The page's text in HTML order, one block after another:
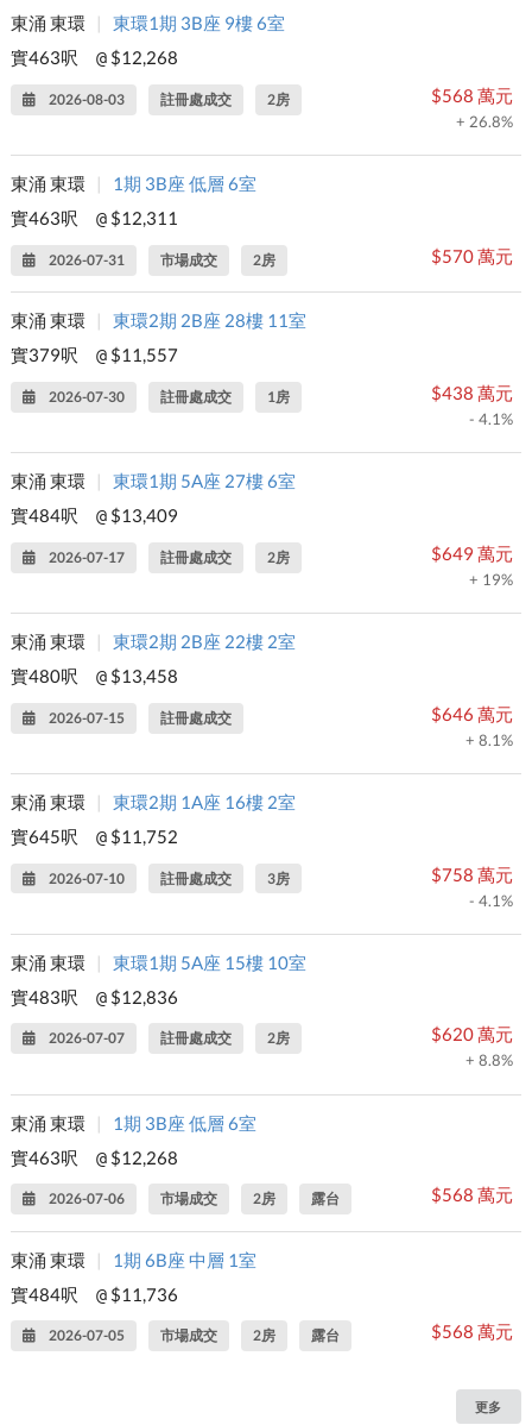
東涌 東環 |
東環1期 3B座 9樓 6室
實463呎
@ $12,268
2026-08-03 註冊處成交 2房 $568 萬元
+ 26.8%
東涌 東環 |
1期 3B座 低層 6室
實463呎
@ $12,311
2026-07-31 市場成交 2房 $570 萬元
東涌 東環 |
東環2期 2B座 28樓 11室
實379呎
@ $11,557
2026-07-30 註冊處成交 1房 $438 萬元
- 4.1%
東涌 東環 |
東環1期 5A座 27樓 6室
實484呎
@ $13,409
2026-07-17 註冊處成交 2房 $649 萬元
+ 19%
東涌 東環 |
東環2期 2B座 22樓 2室
實480呎
@ $13,458
2026-07-15 註冊處成交 $646 萬元
+ 8.1%
東涌 東環 |
東環2期 1A座 16樓 2室
實645呎
@ $11,752
2026-07-10 註冊處成交 3房 $758 萬元
- 4.1%
東涌 東環 |
東環1期 5A座 15樓 10室
實483呎
@ $12,836
2026-07-07 註冊處成交 2房 $620 萬元
+ 8.8%
東涌 東環 |
1期 3B座 低層 6室
實463呎
@ $12,268
2026-07-06 市場成交 2房 露台 $568 萬元
東涌 東環 |
1期 6B座 中層 1室
實484呎
@ $11,736
2026-07-05 市場成交 2房 露台 $568 萬元
更多